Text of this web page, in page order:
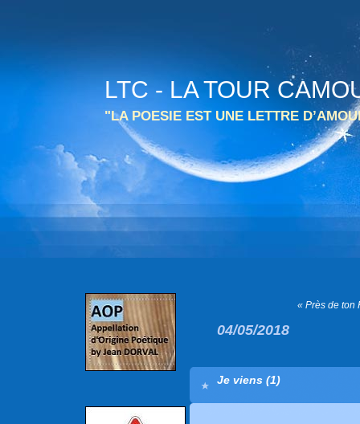
LTC - LA TOUR
"LA POESIE EST UNE LETTRE
« Près de ton
04/05/2018
Je viens (1)